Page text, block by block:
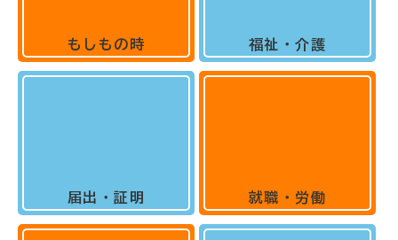
もしもの時
届出・証明
福祉・介護
就職・労働